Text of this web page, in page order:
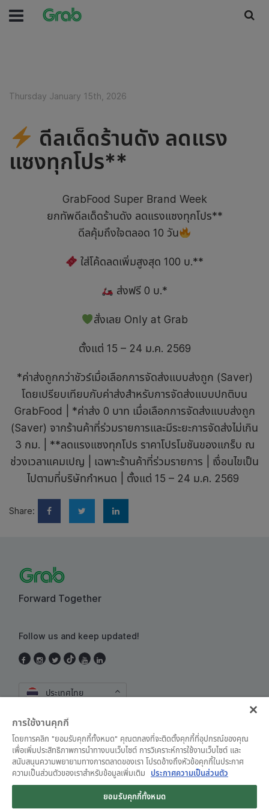
Thursday January 15th, 2026
ดีลเด็ดร้านดัง ลดแรง
แซงทุกโปร**
GrabFood Super Brand Week
ยกทัพดีลเด็ดร้านดัง ลดแรงแซงทุกโปร**
ดีลคุ้มถึงใจตลอด 10 วัน
ใส่โค้ดลดเพิ่มสูงสุด 100 บ.**
ส่งฟรี 0 บ.*
สั่งเลย Only at Grab
ตั้งแต่ 15 – 24 ม.ค. 2569
*ค่าส่งถูกกว่าชัวร์เมื่อเลือกการจัดส่งแบบส่งถูก (Saver)
โดยเปรียบเทียบกับค่าส่งสำหรับการจัดส่งแบบปกติบน
GrabFood | *ค่าส่ง 0 บาท เมื่อเลือกการจัดส่งแบบส่งถูก
(Saver) จากร้านค้าที่ร่วมรายการและมีระยะการจัดส่งไม่เกิน
3 กม. | **ลดแรงแซงทุกโปร ราคาโปรโมชันของแกร็บ ณ
ช่วงเวลาแคมเปญ | เฉพาะร้านค้าที่ร่วมรายการ | เงื่อนไขเป็น
ไปตามที่บริษัทกำหนด | ตั้งแต่ 15 – 24 ม.ค. 2569
Share:
Forward Together
Follow us and keep updated!
ประเทศไทย
ข้อตกลงและเงื่อนไขการใช้งาน •
การใช้งานคุกกี้
โดยการคลิก "ยอมรับคุกกี้ทั้งหมด" คุณตกลงที่จะติดตั้งคุกกี้ที่อุปกรณ์ของคุณ
เพื่อเพิ่มประสิทธิภาพการนำทางบนเว็บไซต์ การวิเคราะห์การใช้งานเว็บไซต์ และ
สนับสนุนความพยายามทางการตลาดของเรา โปรดอ้างถึงหัวข้อคุกกี้ในประกาศ
ความเป็นส่วนตัวของเราสำหรับข้อมูลเพิ่มเติม
ประกาศความเป็นส่วนตัว
ยอมรับคุกกี้ทั้งหมด